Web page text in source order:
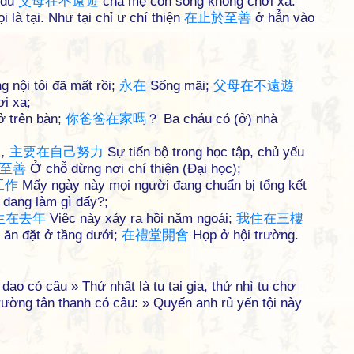
là tại. Như tại chỉ ư chí thiện 在止於至善 ở hẳn vào
nội tôi đã mất rồi; 永在 Sống mãi; 父母在不遠遊
xa;
trên bàn; 你爸爸在家嗎 ？ Ba cháu có (ở) nhà
主要在自己努力 Sự tiến bộ trong học tập, chủ yếu
至善 Ở chỗ dừng nơi chí thiện (Đại học);
作 Mấy ngày này mọi người đang chuẩn bị tổng kết
làm gì đấy?;
在去年 Việc này xảy ra hồi năm ngoái; 我住在三樓
đặt ở tầng dưới; 在禮堂開會 Họp ở hội trường.
có câu » Thứ nhất là tu tại gia, thứ nhì tu chợ
tân thanh có câu: » Quyến anh rủ yến tội này